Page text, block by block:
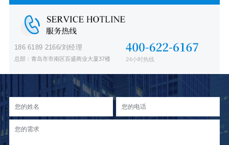
186 6189 2166/刘经理
总部：青岛市市南区百盛商业大厦37楼 24小时热线